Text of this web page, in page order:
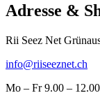
Adresse &
Rii Seez Net
info@riiseeznet.ch
Mo – Fr 9.00 –